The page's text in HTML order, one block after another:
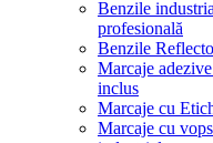
Benzile
profesională
Benzile
Marcaje
inclus
Marcaje cu
Marcaje cu